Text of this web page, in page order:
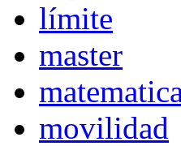
límite
master
movilidad